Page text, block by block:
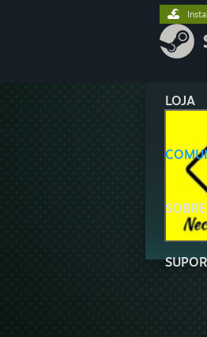
LOJA
SOBRE